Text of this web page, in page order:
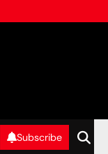
Subscribe